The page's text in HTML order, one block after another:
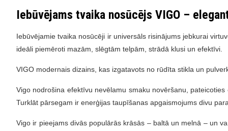
Iebūvējams tvaika nosūcējs VIGO –
Iebūvējamie tvaika nosūcēji ir universāls risinājums jebkurai
ideāli piemēroti mazām, slēgtām telpām, strādā klusi un efektīvi.
VIGO modernais dizains, kas izgatavots no rūdīta stikla un
Vigo nodrošina efektīvu nevēlamu smaku novēršanu,
Turklāt pārsegam ir enerģijas taupīšanas apgaismojums divu
Vigo ir pieejams divās populārās krāsās – baltā un melnā – un